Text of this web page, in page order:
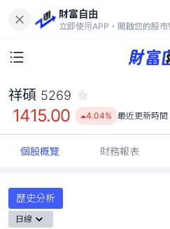
財富自由
立即使用APP，開啟您的股市
1415.00
祥碩 5269
1415.00 4.04% 最近更新時間
個股概覽 財務報表
歷史分析
日線